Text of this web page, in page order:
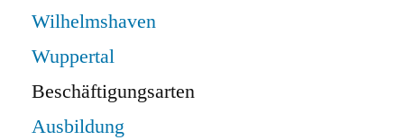
Wilhelmshaven
Wuppertal
Beschäftigungsarten
Ausbildung